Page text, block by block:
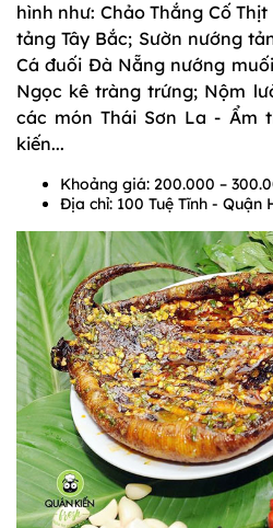
hình như: Chảo Thắng Cố
tảng Tây Bắc; Sườn nướng
Cá đuối Đà Nẵng nướng
Ngọc kê tràng trứng; Nộm
các món Thái Sơn La - Ẩm
kiến...
Khoảng giá: 200.000 –
Địa chỉ: 100 Tuệ Tĩnh - Quận